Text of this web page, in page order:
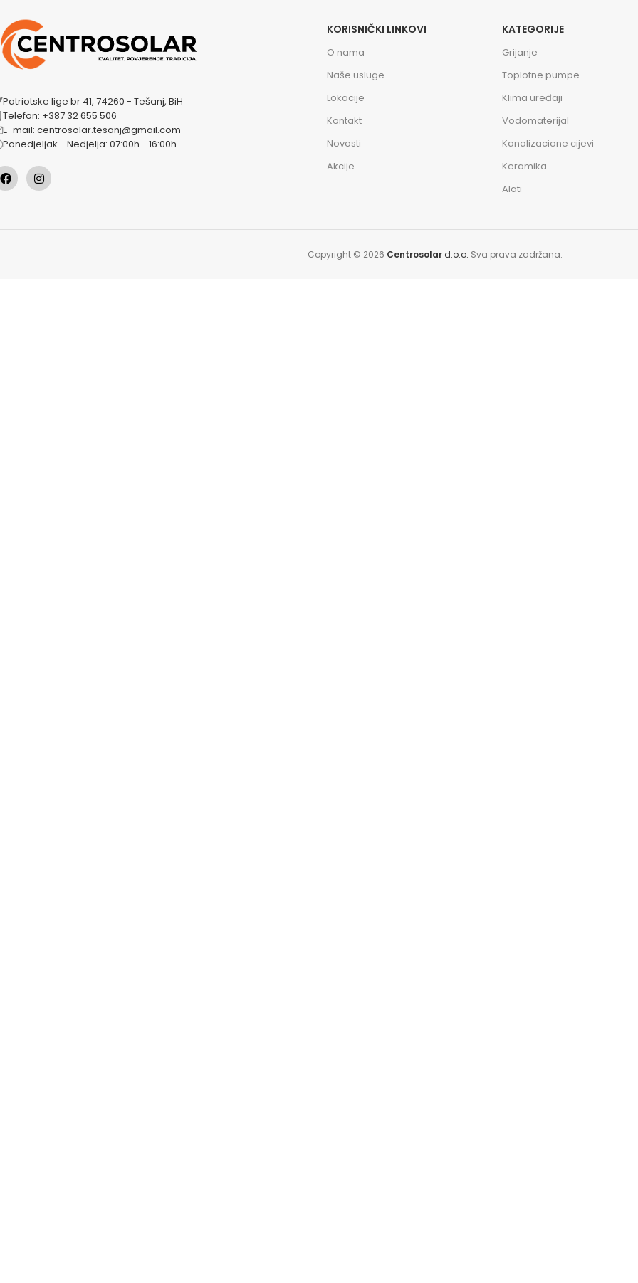
Patriotske lige br 41, 74260 - Tešanj, BiH
Telefon: +387 32 655 506
E-mail: centrosolar.tesanj@gmail.com
Ponedjeljak - Nedjelja: 07:00h - 16:00h
KORISNIČKI LINKOVI
O nama
Naše usluge
Lokacije
Kontakt
Novosti
Akcije
KATEGORIJE
Grijanje
Toplotne pumpe
Klima uređaji
Vodomaterijal
Kanalizacione cijevi
Keramika
Alati
Copyright © 2026 Centrosolar d.o.o. Sva prava zadržana.